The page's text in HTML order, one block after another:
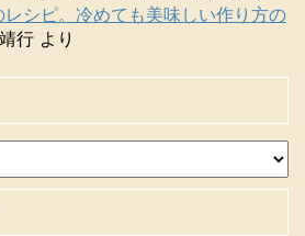
シピ。冷めても美味しい作り方の
行 より